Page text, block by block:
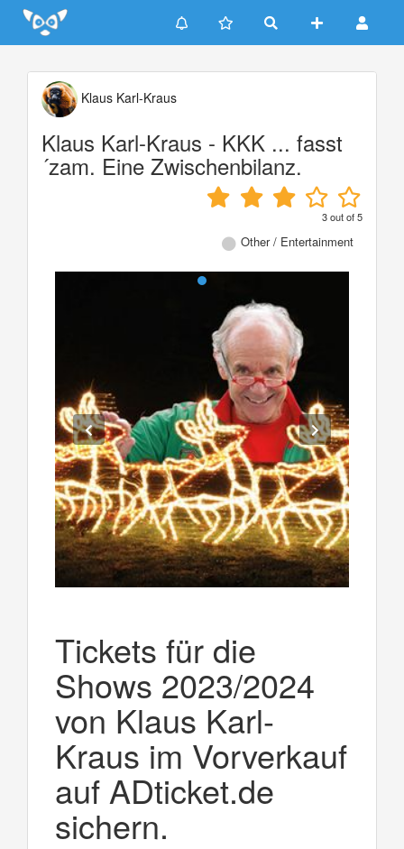
Update cookies preferences
Klaus Karl-Kraus
Klaus Karl-Kraus - KKK ... fasst
´zam. Eine Zwischenbilanz.
3out of5
Other / Entertainment
Tickets für die
Shows 2023/2024
von Klaus Karl-
Kraus im Vorverkauf
auf ADticket.de
sichern.